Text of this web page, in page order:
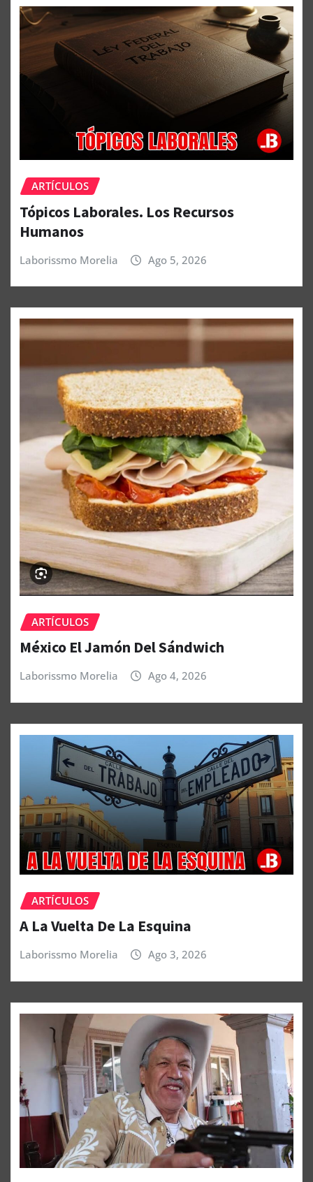
ARTÍCULOS
Tópicos Laborales. Los Recursos
Humanos
Laborissmo Morelia Ago 5, 2026
ARTÍCULOS
México El Jamón Del Sándwich
Laborissmo Morelia Ago 4, 2026
ARTÍCULOS
A La Vuelta De La Esquina
Laborissmo Morelia Ago 3, 2026